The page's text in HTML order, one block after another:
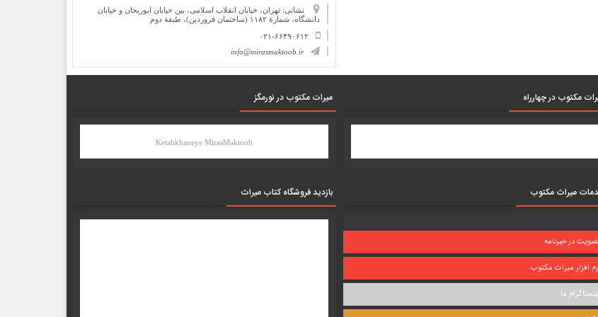
نشانی: تهران، خیابان انقلاب اسلامی، بین خیابان ابوریحان و خیابان
دانشگاه، شمارۀ ۱۱۸۲ (ساختمان فروردین)، طبقۀ دوم
۰۲۱-۶۶۴۹۰۶۱۲
info@mirasmaktoob.ir
مکتوب در چهارراه
میراث مکتوب
در خبرنامه
افزار میراث مکتوب
ما
میرات مکتوب در نورمگز
Ketabkhaneye MirasMaktoob
بازدید فروشگاه کتاب میراث